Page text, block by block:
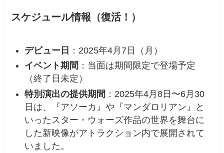
スケジュール情報（復活！）
デビュー日 ：2025年4月7日（月）
イベント期間 ：当面は期間限定で登場予定
（終了日未定）
特別演出の提供期間 ：2025年4月8日〜6月30
日は、『アソーカ』や『マンダロリアン』と
いったスター・ウォーズ作品の世界を舞台に
した新映像がアトラクション内で展開されて
いました。